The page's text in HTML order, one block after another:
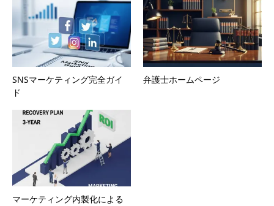
SNSマーケティング完全ガイ
ド
弁護士ホームページ
マーケティング内製化による